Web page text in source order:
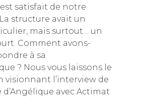
satisfait de notre
structure avait un
mais surtout… un
Comment avons-
à sa
? Nous vous laissons le
visionnant l’interview de
d’Angélique avec Actimat